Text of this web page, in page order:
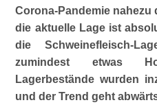
Corona-Pandemie
die aktuelle Lage ist
die Schweinefleisch-
zumindest etwas
Lagerbestände wurden
und der Trend geht